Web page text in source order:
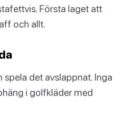
Första laget att
och allt.
det avslappnat. Inga
i golfkläder med